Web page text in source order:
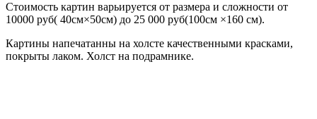
Стоимость картин варьируется от размера и сложности от
10000 руб( 40см×50см) до 25 000 руб(100см ×160 см).
Картины напечатанны на холсте качественными красками,
покрыты лаком. Холст на подрамнике.